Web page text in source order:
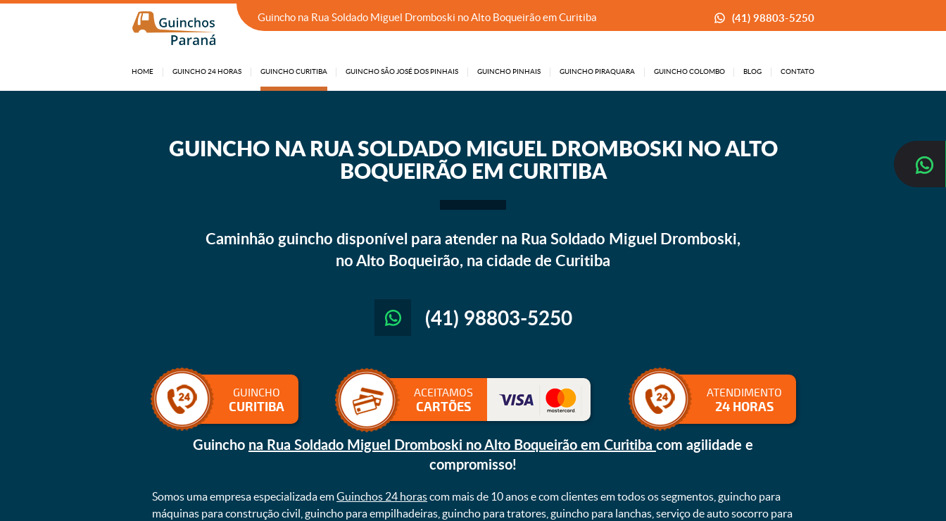
Guincho na Rua Soldado Miguel Dromboski no Alto Boqueirão em Curitiba (41) 98803-5250
HOME GUINCHO 24 HORAS GUINCHO CURITIBA GUINCHO SÃO JOSÉ DOS PINHAIS GUINCHO PINHAIS GUINCHO PIRAQUARA GUINCHO COLOMBO BLOG CONTATO
GUINCHO NA RUA SOLDADO MIGUEL DROMBOSKI NO ALTO
BOQUEIRÃO EM CURITIBA
Caminhão guincho disponível para atender na Rua Soldado Miguel Dromboski,
no Alto Boqueirão, na cidade de Curitiba
(41) 98803-5250
GUINCHO
CURITIBA
ACEITAMOS
CARTÕES
ATENDIMENTO
24 HORAS
Guincho na Rua Soldado Miguel Dromboski no Alto Boqueirão em Curitiba com agilidade e
compromisso!
Somos uma empresa especializada emGuinchos 24 horascom mais de 10 anos e com clientes em todos os segmentos, guincho para
máquinas para construção civil, guincho para empilhadeiras, guincho para tratores, guincho para lanchas, serviço de auto socorro para